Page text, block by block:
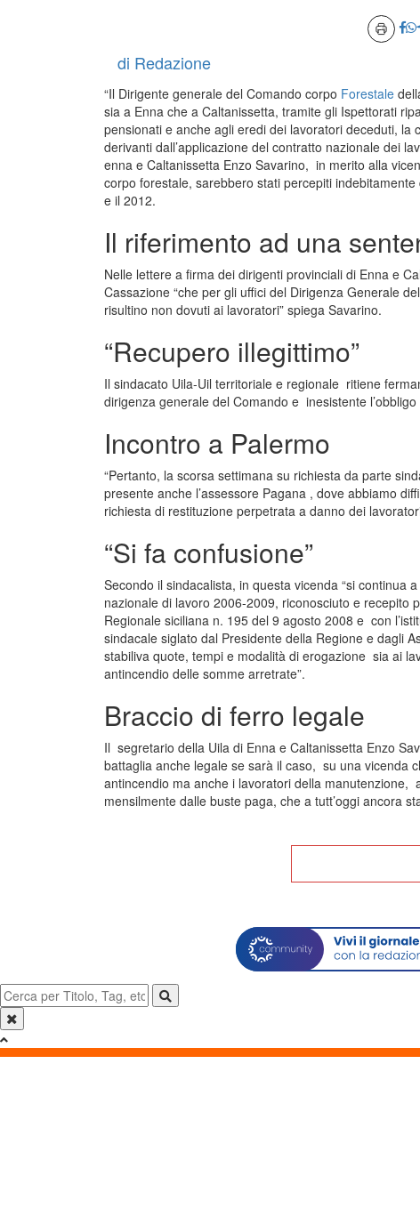
di Redazione
“Il Dirigente generale del Comando corpo Forestale
sia a Enna che a Caltanissetta, tramite gli Ispettorati
pensionati e anche agli eredi dei lavoratori deceduti,
derivanti dall’applicazione del contratto nazionale dei
enna e Caltanissetta Enzo Savarino, in merito alla
corpo forestale, sarebbero stati percepiti
e il 2012.
Il riferimento ad una
Nelle lettere a firma dei dirigenti provinciali di Enna e
Cassazione “che per gli uffici del Dirigenza Generale
risultino non dovuti ai lavoratori” spiega Savarino.
“Recupero illegittimo”
Il sindacato Uila-Uil territoriale e regionale ritiene
dirigenza generale del Comando e inesistente
Incontro a Palermo
“Pertanto, la scorsa settimana su richiesta da parte
presente anche l’assessore Pagana , dove abbiamo
richiesta di restituzione perpetrata a danno dei
“Si fa confusione”
Secondo il sindacalista, in questa vicenda “si continua
nazionale di lavoro 2006-2009, riconosciuto e recepito
Regionale siciliana n. 195 del 9 agosto 2008 e con
sindacale siglato dal Presidente della Regione e dagli
stabiliva quote, tempi e modalità di erogazione sia ai
antincendio delle somme arretrate”.
Braccio di ferro legale
Il segretario della Uila di Enna e Caltanissetta Enzo
battaglia anche legale se sarà il caso, su una vicenda
antincendio ma anche i lavoratori della
mensilmente dalle buste paga, che a tutt’oggi ancora